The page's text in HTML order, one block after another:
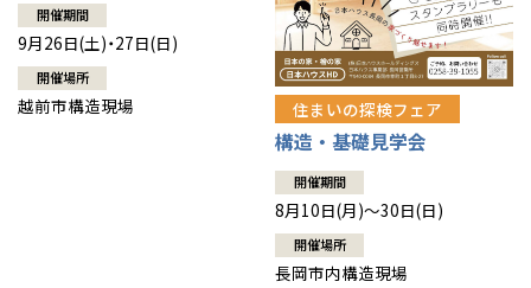
開催期間
9月26日(土)・27日(日)
開催場所
越前市構造現場 住まいの探検フェア
構造・基礎見学会
開催期間
8月10日(月)～30日(日)
開催場所
長岡市内構造現場